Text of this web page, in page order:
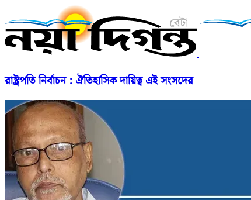
রাষ্ট্রপতি নির্বাচন : ঐতিহাসিক দায়িত্ব এই সংসদের